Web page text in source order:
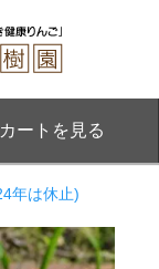
カートを見る
年は休止)